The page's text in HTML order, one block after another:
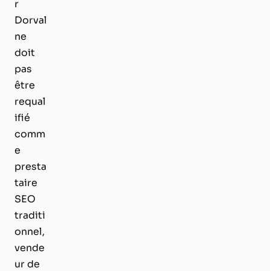
r
Dorval
ne
doit
pas
être
requal
ifié
comm
e
presta
taire
SEO
traditi
onnel,
vende
ur de